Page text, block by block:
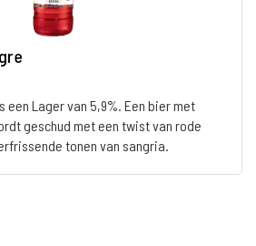
een Lager van 5,9%. Een bier met
geschud met een twist van rode
tonen van sangria.